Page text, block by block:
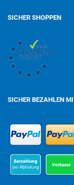
SICHER SHOPPEN
SICHER BEZAHLEN